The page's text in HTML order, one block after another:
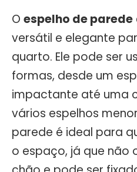
O espelho de parede
versátil e elegante
quarto. Ele pode ser
formas, desde um
impactante até uma
vários espelhos
parede é ideal para
o espaço, já que não